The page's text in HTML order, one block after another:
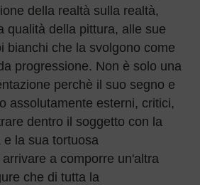
della realtà sulla realtà,
qualità della pittura, alle sue
bianchi che la svolgono come
progressione. Non è solo una
perchè il suo segno e
assolutamente esterni, critici,
dentro il soggetto con la
la sua tortuosa
a comporre un'altra
che di tutta la